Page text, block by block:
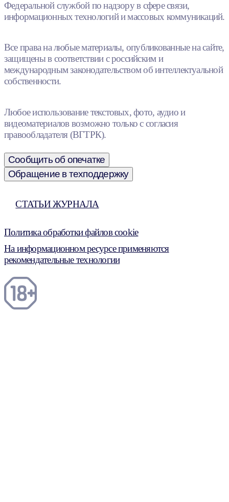
Федеральной службой по надзору в сфере связи,
информационных технологий и массовых коммуникаций.
Все права на любые материалы, опубликованные на сайте,
защищены в соответствии с российским и
международным законодательством об интеллектуальной
собственности.
Любое использование текстовых, фото, аудио и
видеоматериалов возможно только с согласия
правообладателя (ВГТРК).
Сообщить об опечатке
Обращение в техподдержку
СТАТЬИ ЖУРНАЛА
Политика обработки файлов cookie
На информационном ресурсе применяются
рекомендательные технологии